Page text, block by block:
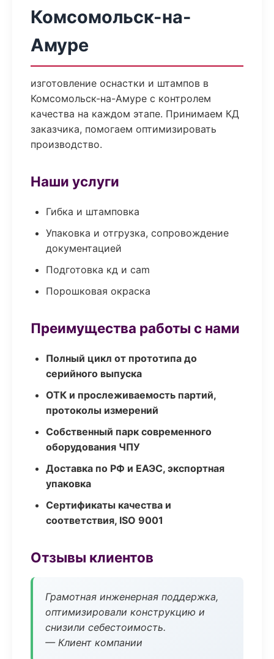
Комсомольск-на-
Амуре
изготовление оснастки и штампов в
Комсомольск-на-Амуре с контролем
качества на каждом этапе. Принимаем КД
заказчика, помогаем оптимизировать
производство.
Наши услуги
Гибка и штамповка
Упаковка и отгрузка, сопровождение
документацией
Подготовка кд и cam
Порошковая окраска
Преимущества работы с нами
Полный цикл от прототипа до
серийного выпуска
ОТК и прослеживаемость партий,
протоколы измерений
Собственный парк современного
оборудования ЧПУ
Доставка по РФ и ЕАЭС, экспортная
упаковка
Сертификаты качества и
соответствия, ISO 9001
Отзывы клиентов
Грамотная инженерная поддержка,
оптимизировали конструкцию и
снизили себестоимость.
— Клиент компании